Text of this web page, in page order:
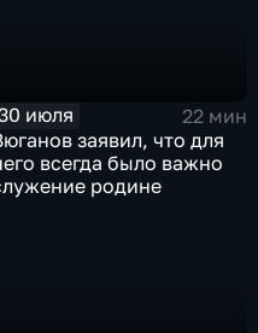
июля
22 мин
заявил, что для
всегда было важно
родине